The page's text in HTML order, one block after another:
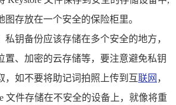
图存放在一个安全的保险柜里。
私钥备份应该存储在多个安全的地方，
置、加密的云存储等，要注意避免私钥
，如不要将助记词拍照上传到互联网 ，
文件存储在不安全的设备上，就像将重